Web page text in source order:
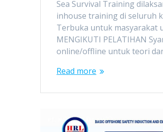
Sea Survival Training
inhouse training di seluruh
Terbuka untuk masyarakat
MENGIKUTI PELATIHAN
online/offline untuk teori
Read more